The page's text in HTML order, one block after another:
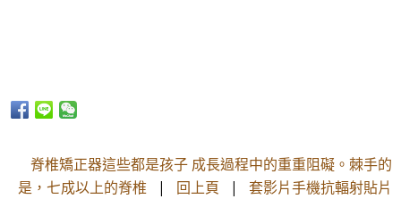
脊椎矯正器這些都是孩子 成長過程中的重重阻礙。棘手的
是，七成以上的脊椎 | 回上頁 | 套影片手機抗輻射貼片